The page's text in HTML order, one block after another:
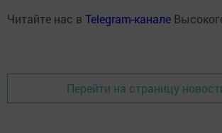
Читайте нас в Telegram-канале
Перейти на страницу